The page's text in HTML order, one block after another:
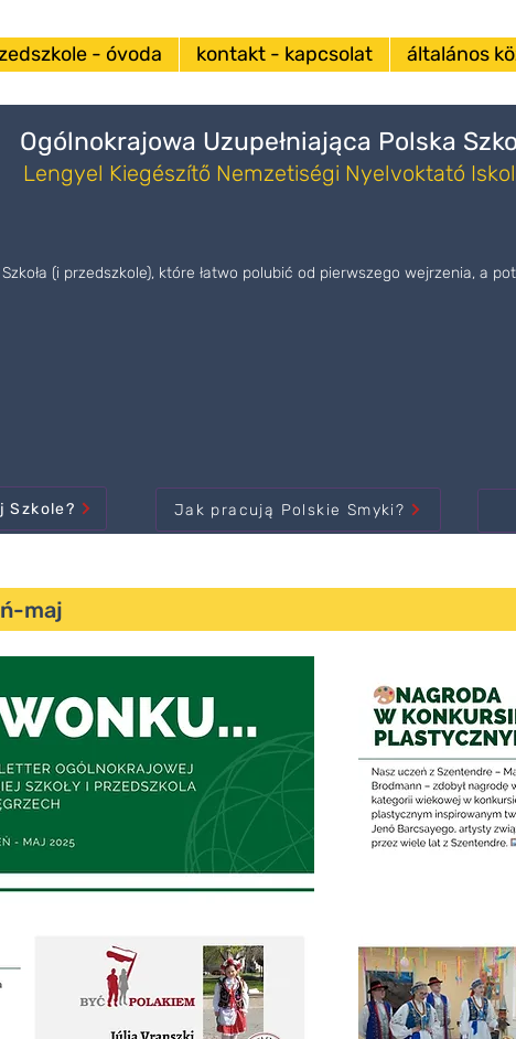
- óvoda kontakt - kapcsolat általános
maj
Szkoła (i przedszkole), które łatwo polubić od pierwszego wejrzenia, a
Szkole? Jak pracują Polskie Smyki?
Ogólnokrajowa Uzupełniająca Polska
Lengyel Kiegészítő Nemzetiségi Nyelvoktató